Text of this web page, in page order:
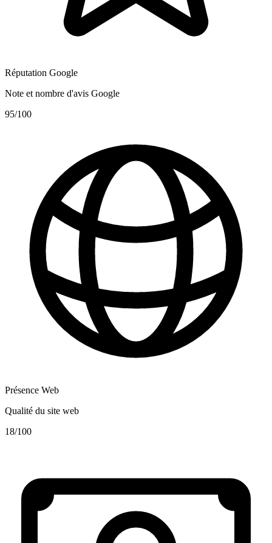
Réputation Google
Note et nombre d'avis Google
95/100
Présence Web
Qualité du site web
18/100